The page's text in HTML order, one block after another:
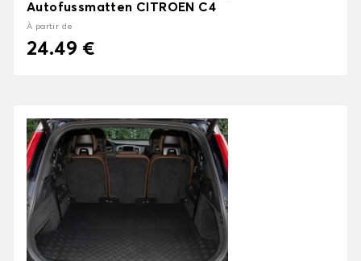
Autofussmatten CITROEN C4
À partir de
24.49 €